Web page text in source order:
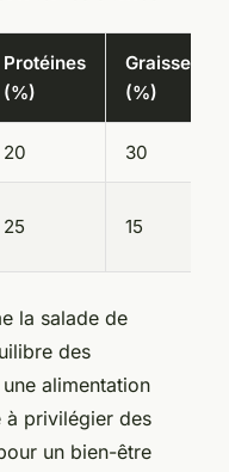
Protéines
(%)
Graisses
(%)
20 30
25 15
la salade de
des
alimentation
à privilégier des
un bien-être